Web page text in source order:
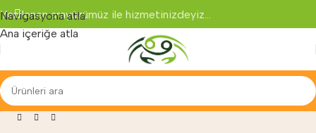
Navigasyona atla
Ana içeriğe atla
Yenilenen arayüzümüz ile hizmetinizdeyiz...
Mağaza»Anaokulu Malzemeleri